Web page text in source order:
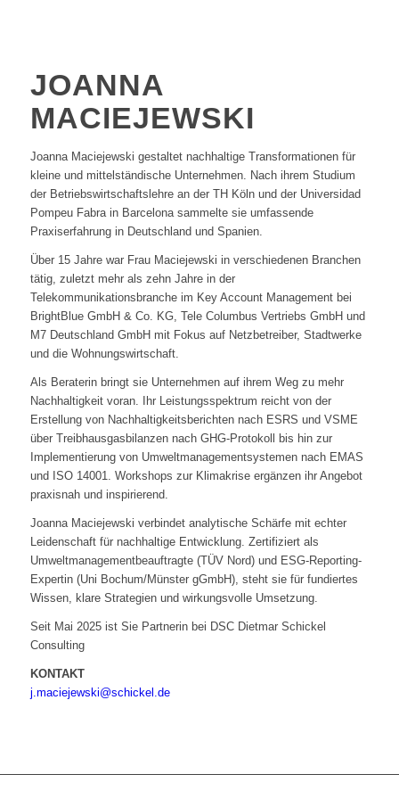
JOANNA
MACIEJEWSKI
Joanna Maciejewski gestaltet nachhaltige Transformationen für
kleine und mittelständische Unternehmen. Nach ihrem Studium
der Betriebswirtschaftslehre an der TH Köln und der Universidad
Pompeu Fabra in Barcelona sammelte sie umfassende
Praxiserfahrung in Deutschland und Spanien.
Über 15 Jahre war Frau Maciejewski in verschiedenen Branchen
tätig, zuletzt mehr als zehn Jahre in der
Telekommunikationsbranche im Key Account Management bei
BrightBlue GmbH & Co. KG, Tele Columbus Vertriebs GmbH und
M7 Deutschland GmbH mit Fokus auf Netzbetreiber, Stadtwerke
und die Wohnungswirtschaft.
Als Beraterin bringt sie Unternehmen auf ihrem Weg zu mehr
Nachhaltigkeit voran. Ihr Leistungsspektrum reicht von der
Erstellung von Nachhaltigkeitsberichten nach ESRS und VSME
über Treibhausgasbilanzen nach GHG-Protokoll bis hin zur
Implementierung von Umweltmanagementsystemen nach EMAS
und ISO 14001. Workshops zur Klimakrise ergänzen ihr Angebot
praxisnah und inspirierend.
Joanna Maciejewski verbindet analytische Schärfe mit echter
Leidenschaft für nachhaltige Entwicklung. Zertifiziert als
Umweltmanagementbeauftragte (TÜV Nord) und ESG-Reporting-
Expertin (Uni Bochum/Münster gGmbH), steht sie für fundiertes
Wissen, klare Strategien und wirkungsvolle Umsetzung.
Seit Mai 2025 ist Sie Partnerin bei DSC Dietmar Schickel
Consulting
KONTAKT
j.maciejewski@schickel.de